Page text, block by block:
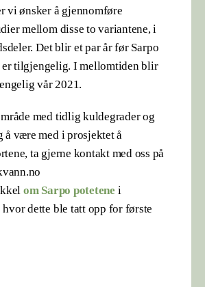
vi ønsker å gjennomføre
mellom disse to variantene, i
Det blir et par år før Sarpo
tilgjengelig. I mellomtiden blir
vår 2021.
med tidlig kuldegrader og
å være med i prosjektet å
ta gjerne kontakt med oss på
om Sarpo potetene i
dette ble tatt opp for første